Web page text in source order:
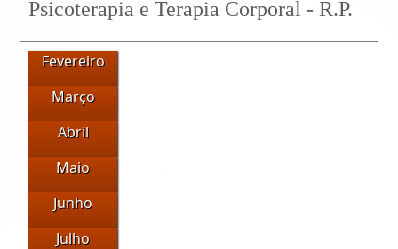
Psicoterapia e Terapia Corporal - R.P.
Fevereiro
Março
Abril
Maio
Junho
Julho